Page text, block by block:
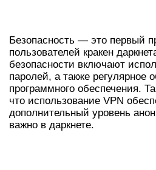
Безопасность — это первый
пользователей кракен
безопасности включают
паролей, а также регулярное
программного обеспечения.
что использование VPN
дополнительный уровень
важно в даркнете.